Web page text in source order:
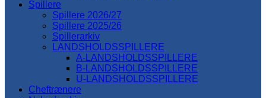
Spillere
Spillere 2026/27
Spillere 2025/26
Spillerarkiv
LANDSHOLDSSPILLERE
A-LANDSHOLDSSPILLERE
B-LANDSHOLDSSPILLERE
U-LANDSHOLDSSPILLERE
Cheftrænere